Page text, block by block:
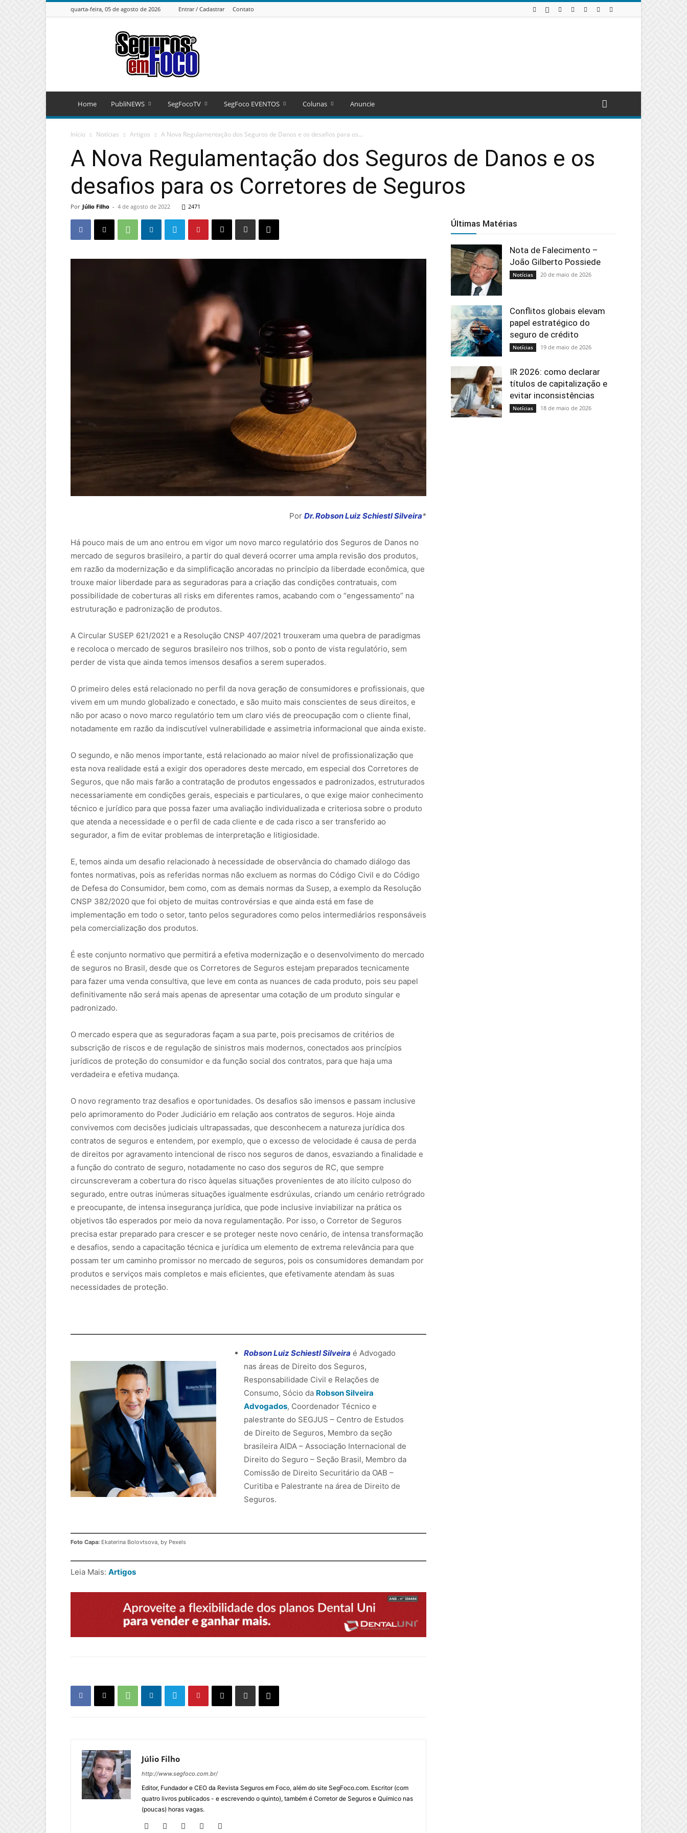
quarta-feira, 05 de agosto de 2026 Entrar / Cadastrar Contato
Seguros
em
Foco
Home PubliNEWS SegFocoTV SegFoco EVENTOS Colunas Anuncie
Início Notícias Artigos A Nova Regulamentação dos Seguros de Danos e os desafios para os...
A Nova Regulamentação dos Seguros de Danos e os
desafios para os Corretores de Seguros
Por Júlio Filho - 4 de agosto de 2022 2471
Por Dr. Robson Luiz Schiestl Silveira*
Há pouco mais de um ano entrou em vigor um novo marco regulatório dos Seguros de Danos no
mercado de seguros brasileiro, a partir do qual deverá ocorrer uma ampla revisão dos produtos,
em razão da modernização e da simplificação ancoradas no princípio da liberdade econômica, que
trouxe maior liberdade para as seguradoras para a criação das condições contratuais, com
possibilidade de coberturas all risks em diferentes ramos, acabando com o “engessamento” na
estruturação e padronização de produtos.
A Circular SUSEP 621/2021 e a Resolução CNSP 407/2021 trouxeram uma quebra de paradigmas
e recoloca o mercado de seguros brasileiro nos trilhos, sob o ponto de vista regulatório, sem
perder de vista que ainda temos imensos desafios a serem superados.
O primeiro deles está relacionado no perfil da nova geração de consumidores e profissionais, que
vivem em um mundo globalizado e conectado, e são muito mais conscientes de seus direitos, e
não por acaso o novo marco regulatório tem um claro viés de preocupação com o cliente final,
notadamente em razão da indiscutível vulnerabilidade e assimetria informacional que ainda existe.
O segundo, e não menos importante, está relacionado ao maior nível de profissionalização que
esta nova realidade está a exigir dos operadores deste mercado, em especial dos Corretores de
Seguros, que não mais farão a contratação de produtos engessados e padronizados, estruturados
necessariamente em condições gerais, especiais e particulares, o que exige maior conhecimento
técnico e jurídico para que possa fazer uma avaliação individualizada e criteriosa sobre o produto
que atenda a necessidade e o perfil de cada cliente e de cada risco a ser transferido ao
segurador, a fim de evitar problemas de interpretação e litigiosidade.
E, temos ainda um desafio relacionado à necessidade de observância do chamado diálogo das
fontes normativas, pois as referidas normas não excluem as normas do Código Civil e do Código
de Defesa do Consumidor, bem como, com as demais normas da Susep, a exemplo da Resolução
CNSP 382/2020 que foi objeto de muitas controvérsias e que ainda está em fase de
implementação em todo o setor, tanto pelos seguradores como pelos intermediários responsáveis
pela comercialização dos produtos.
É este conjunto normativo que permitirá a efetiva modernização e o desenvolvimento do mercado
de seguros no Brasil, desde que os Corretores de Seguros estejam preparados tecnicamente
para fazer uma venda consultiva, que leve em conta as nuances de cada produto, pois seu papel
definitivamente não será mais apenas de apresentar uma cotação de um produto singular e
padronizado.
O mercado espera que as seguradoras façam a sua parte, pois precisamos de critérios de
subscrição de riscos e de regulação de sinistros mais modernos, conectados aos princípios
jurídicos de proteção do consumidor e da função social dos contratos, para que haja uma
verdadeira e efetiva mudança.
O novo regramento traz desafios e oportunidades. Os desafios são imensos e passam inclusive
pelo aprimoramento do Poder Judiciário em relação aos contratos de seguros. Hoje ainda
convivemos com decisões judiciais ultrapassadas, que desconhecem a natureza jurídica dos
contratos de seguros e entendem, por exemplo, que o excesso de velocidade é causa de perda
de direitos por agravamento intencional de risco nos seguros de danos, esvaziando a finalidade e
a função do contrato de seguro, notadamente no caso dos seguros de RC, que sempre
circunscreveram a cobertura do risco àquelas situações provenientes de ato ilícito culposo do
segurado, entre outras inúmeras situações igualmente esdrúxulas, criando um cenário retrógrado
e preocupante, de intensa insegurança jurídica, que pode inclusive inviabilizar na prática os
objetivos tão esperados por meio da nova regulamentação. Por isso, o Corretor de Seguros
precisa estar preparado para crescer e se proteger neste novo cenário, de intensa transformação
e desafios, sendo a capacitação técnica e jurídica um elemento de extrema relevância para que
possam ter um caminho promissor no mercado de seguros, pois os consumidores demandam por
produtos e serviços mais completos e mais eficientes, que efetivamente atendam às suas
necessidades de proteção.
Robson Luiz Schiestl Silveira é Advogado
nas áreas de Direito dos Seguros,
Responsabilidade Civil e Relações de
Consumo, Sócio da Robson Silveira
Advogados, Coordenador Técnico e
palestrante do SEGJUS – Centro de Estudos
de Direito de Seguros, Membro da seção
brasileira AIDA – Associação Internacional de
Direito do Seguro – Seção Brasil, Membro da
Comissão de Direito Securitário da OAB –
Curitiba e Palestrante na área de Direito de
Seguros.
Foto Capa: Ekaterina Bolovtsova, by Pexels
Leia Mais: Artigos
Júlio Filho
http://www.segfoco.com.br/
Editor, Fundador e CEO da Revista Seguros em Foco, além do site SegFoco.com. Escritor (com
quatro livros publicados - e escrevendo o quinto), também é Corretor de Seguros e Químico nas
(poucas) horas vagas.
Últimas Matérias
Nota de Falecimento –
João Gilberto Possiede
Notícias 20 de maio de 2026
Conflitos globais elevam
papel estratégico do
seguro de crédito
Notícias 19 de maio de 2026
IR 2026: como declarar
títulos de capitalização e
evitar inconsistências
Notícias 18 de maio de 2026